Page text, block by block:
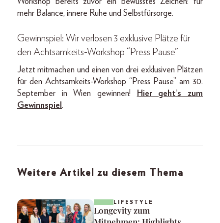
mehr Balance, innere Ruhe und Selbstfürsorge.
Gewinnspiel: Wir verlosen 3 exklusive Plätze für
den Achtsamkeits-Workshop “Press Pause”
Jetzt mitmachen und einen von drei exklusiven Plätzen
für den Achtsamkeits-Workshop “Press Pause” am 30.
September in Wien gewinnen!
Hier geht’s zum
Gewinnspiel .
Weitere Artikel zu diesem Thema
LIFESTYLE
Longevity zum